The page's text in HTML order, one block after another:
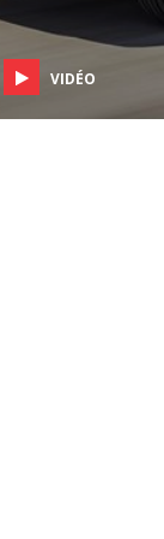
VIDÉO